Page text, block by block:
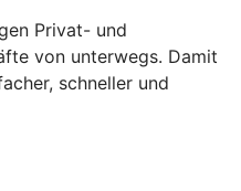
Privat- und
von unterwegs. Damit
schneller und